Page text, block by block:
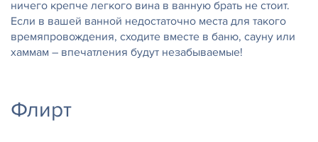
ничего крепче легкого вина в ванную брать не стоит.
Если в вашей ванной недостаточно места для такого
времяпровождения, сходите вместе в баню, сауну или
хаммам – впечатления будут незабываемые!
Флирт